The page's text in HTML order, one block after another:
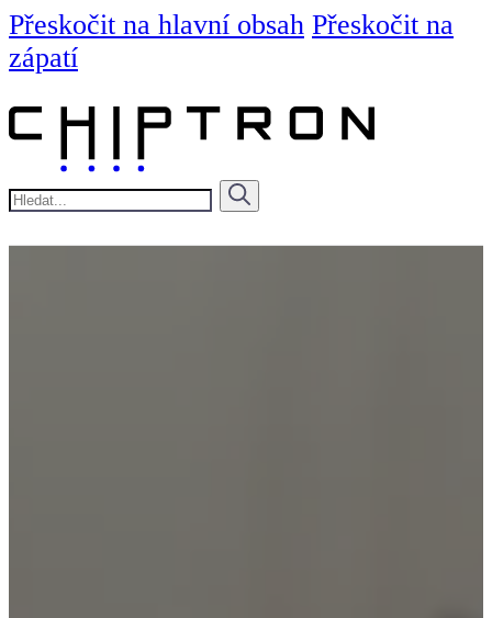
Přeskočit na hlavní obsah Přeskočit na
zápatí
Hledat